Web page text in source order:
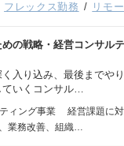
フレックス勤務 リモ
の戦略・経営コンサル
入り込み、最後までや
ていくコンサル…
ティング事業 経営課題に
業務改善、組織…